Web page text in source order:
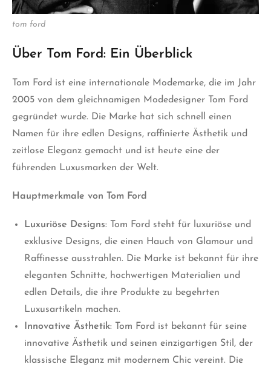
tom ford
Über Tom Ford: Ein Überblick
Tom Ford ist eine internationale Modemarke, die im Jahr
2005 von dem gleichnamigen Modedesigner Tom Ford
gegründet wurde. Die Marke hat sich schnell einen
Namen für ihre edlen Designs, raffinierte Ästhetik und
zeitlose Eleganz gemacht und ist heute eine der
führenden Luxusmarken der Welt.
Hauptmerkmale von Tom Ford
Luxuriöse Designs: Tom Ford steht für luxuriöse und
exklusive Designs, die einen Hauch von Glamour und
Raffinesse ausstrahlen. Die Marke ist bekannt für ihre
eleganten Schnitte, hochwertigen Materialien und
edlen Details, die ihre Produkte zu begehrten
Luxusartikeln machen.
Innovative Ästhetik: Tom Ford ist bekannt für seine
innovative Ästhetik und seinen einzigartigen Stil, der
klassische Eleganz mit modernem Chic vereint. Die